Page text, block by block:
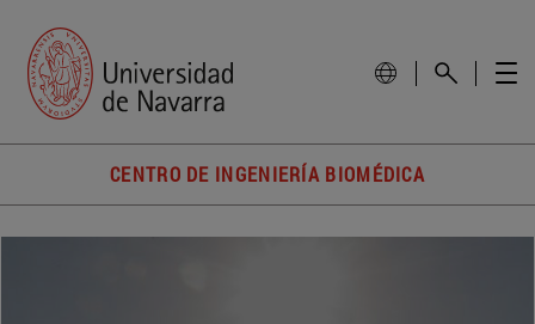
CENTRO DE INGENIERÍA BIOMÉDICA